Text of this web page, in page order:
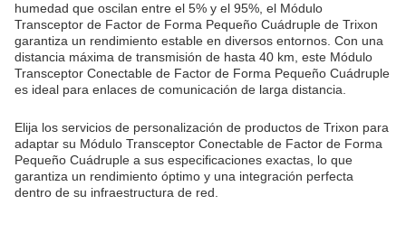
humedad que oscilan entre el 5% y el 95%, el Módulo
Transceptor de Factor de Forma Pequeño Cuádruple de Trixon
garantiza un rendimiento estable en diversos entornos. Con una
distancia máxima de transmisión de hasta 40 km, este Módulo
Transceptor Conectable de Factor de Forma Pequeño Cuádruple
es ideal para enlaces de comunicación de larga distancia.
Elija los servicios de personalización de productos de Trixon para
adaptar su Módulo Transceptor Conectable de Factor de Forma
Pequeño Cuádruple a sus especificaciones exactas, lo que
garantiza un rendimiento óptimo y una integración perfecta
dentro de su infraestructura de red.